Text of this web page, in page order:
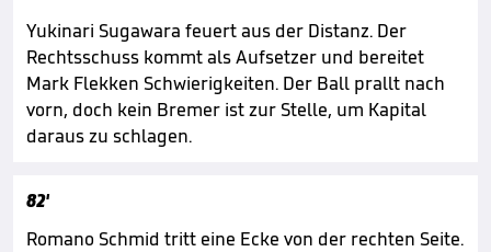
Yukinari Sugawara feuert aus der Distanz. Der
Rechtsschuss kommt als Aufsetzer und bereitet
Mark Flekken Schwierigkeiten. Der Ball prallt nach
vorn, doch kein Bremer ist zur Stelle, um Kapital
daraus zu schlagen.
82'
Romano Schmid tritt eine Ecke von der rechten Seite.